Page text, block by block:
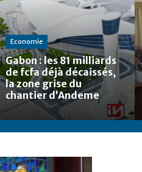
Economie
Gabon : les 81 milliards
de fcfa déjà décaissés,
la zone grise du
chantier d’Andeme